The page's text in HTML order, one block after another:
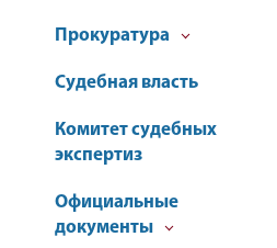
Прокуратура
Судебная власть
Комитет судебных
экспертиз
Официальные
документы